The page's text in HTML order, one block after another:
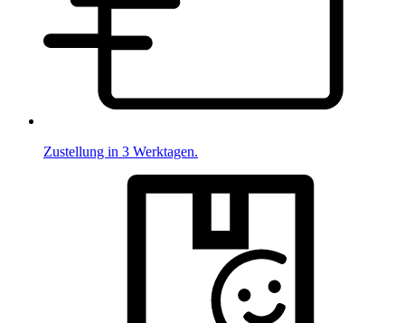
Zustellung in 3 Werktagen.